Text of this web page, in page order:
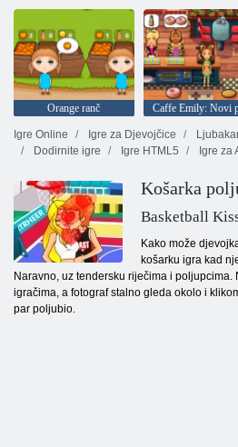
Orange ranč
Igre Online
Igre za Djevojčice
Dodirnite igre
Igre HTML5 Igre za
Košarka
Basketball
Kako može
košarku igra kad
Naravno, uz tendersku riječima i
igračima, a fotograf stalno gleda okolo i
par poljubio.